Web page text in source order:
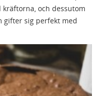
och dessutom
gifter sig perfekt med